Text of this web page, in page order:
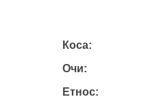
Коса:
Очи:
Етнос: